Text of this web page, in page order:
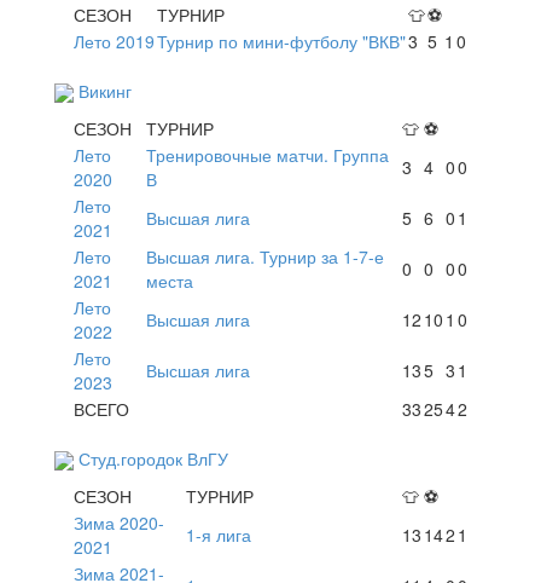
СЕЗОН
ТУРНИР 👕⚽
Лето 2019Турнир по мини-футболу "ВКВ"3 5 1 0
Викинг
СЕЗОН
ТУРНИР 👕 ⚽
Лето
2020
Тренировочные матчи. Группа
В
3 4 00
Лето
2021
Высшая лига 5 6 0 1
Лето
2021
Высшая лига. Турнир за 1-7-е
места
0 0 00
Лето
2022
Высшая лига 12 10 1 0
Лето
2023
Высшая лига 135 3 1
ВСЕГО
332542
Студ.городок ВлГУ
СЕЗОН
ТУРНИР 👕 ⚽
Зима 2020-
2021
1-я лига 13 142 1
Зима 2021-